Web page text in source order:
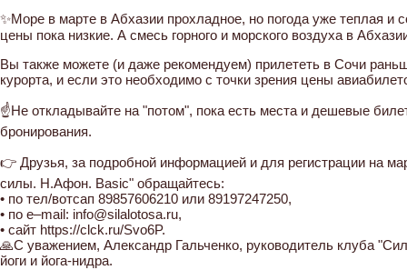
✨Море в марте в Абхазии прохладное, но погода уже теплая и
цены пока низкие. А смесь горного и морского воздуха в
Вы также можете (и даже рекомендуем) прилететь в Сочи
курорта, и если это необходимо с точки зрения цены
☝Не откладывайте на "потом", пока есть места и дешевые
бронирования.
👉 Друзья, за подробной информацией и для регистрации на
силы. Н.Афон. Basic" обращайтесь:
• по тел/вотсап 89857606210 или 89197247250,
• по e–mail: info@silalotosa.ru,
• сайт https://clck.ru/Svo6P.
🙏С уважением, Александр Гальченко, руководитель клуба
йоги и йога-нидра.